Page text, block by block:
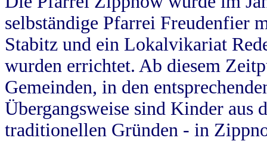
selbständige Pfarrei Freudenfier
Stabitz und ein Lokalvikariat
wurden errichtet. Ab diesem
Gemeinden, in den
Übergangsweise sind Kinder aus
traditionellen Gründen - in